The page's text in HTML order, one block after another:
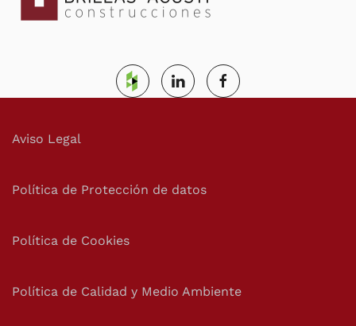
Aviso Legal
Política de Protección de datos
Política de Cookies
Política de Calidad y Medio Ambiente